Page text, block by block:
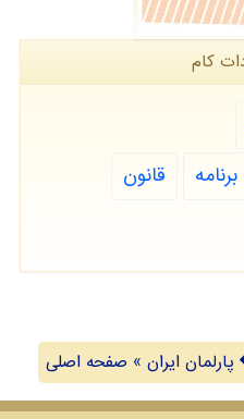
كام
برنامه
قانون
پارلمان ایران » صفحه اصلی